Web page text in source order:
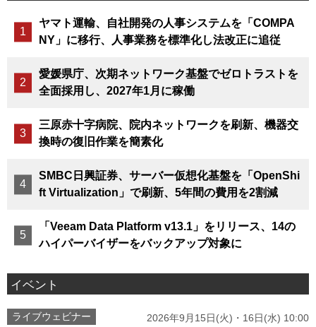
ヤマト運輸、自社開発の人事システムを「COMPA
NY」に移行、人事業務を標準化し法改正に追従
愛媛県庁、次期ネットワーク基盤でゼロトラストを
全面採用し、2027年1月に稼働
三原赤十字病院、院内ネットワークを刷新、機器交
換時の復旧作業を簡素化
SMBC日興証券、サーバー仮想化基盤を「OpenShi
ft Virtualization」で刷新、5年間の費用を2割減
「Veeam Data Platform v13.1」をリリース、14の
ハイパーバイザーをバックアップ対象に
イベント
ライブウェビナー 2026年9月15日(火)・16日(水) 10:00